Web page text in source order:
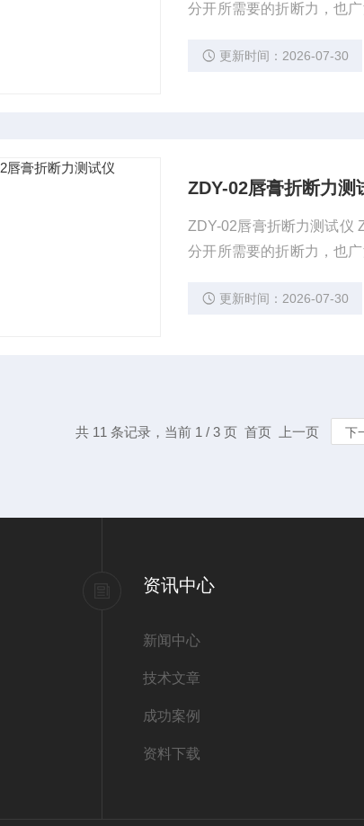
分开所需要的折断力，也
更新时间：2026-07-30
ZDY-02唇膏折断力测
ZDY-02唇膏折断力测试仪
分开所需要的折断力，也
更新时间：2026-07-30
共 11 条记录，当前 1 / 3 页 首页 上一页 下
资讯中心
新闻中心
技术文章
成功案例
资料下载